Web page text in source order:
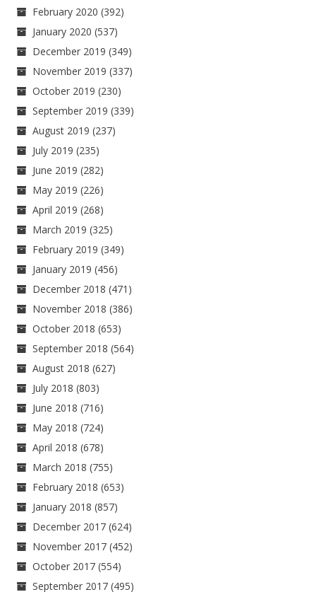
February 2020 (392)
January 2020 (537)
December 2019 (349)
November 2019 (337)
October 2019 (230)
September 2019 (339)
August 2019 (237)
July 2019 (235)
June 2019 (282)
May 2019 (226)
April 2019 (268)
March 2019 (325)
February 2019 (349)
January 2019 (456)
December 2018 (471)
November 2018 (386)
October 2018 (653)
September 2018 (564)
August 2018 (627)
July 2018 (803)
June 2018 (716)
May 2018 (724)
April 2018 (678)
March 2018 (755)
February 2018 (653)
January 2018 (857)
December 2017 (624)
November 2017 (452)
October 2017 (554)
September 2017 (495)